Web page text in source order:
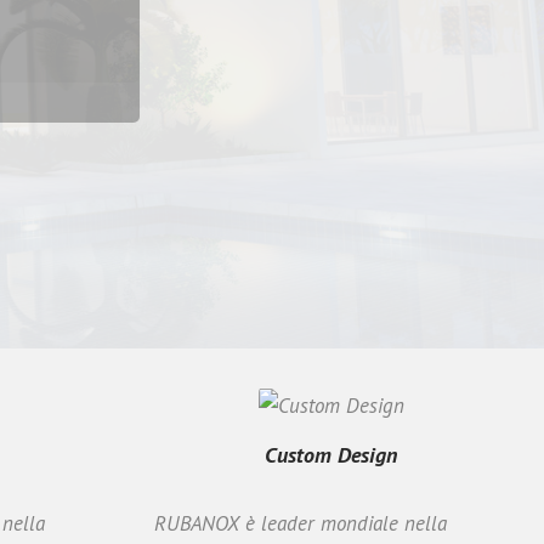
nella
Custom Design
RUBANOX è leader mondiale nella